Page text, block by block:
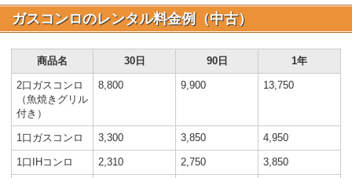
ガスコンロのレンタル料金例（中古）
商品名 30日 90日 1年
2口ガスコンロ
（魚焼きグリル
付き）
8,800 9,900 13,750
1口ガスコンロ 3,300 3,850 4,950
1口IHコンロ 2,310 2,750 3,850